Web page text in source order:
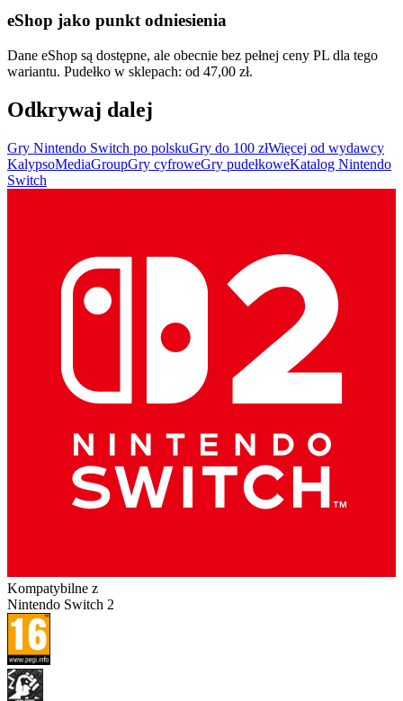
eShop jako punkt odniesienia
Dane eShop są dostępne, ale obecnie bez pełnej ceny PL dla tego
wariantu. Pudełko w sklepach: od 47,00 zł.
Odkrywaj dalej
Gry Nintendo Switch po polskuGry do 100 złWięcej od wydawcy
KalypsoMediaGroupGry cyfroweGry pudełkoweKatalog Nintendo
Switch
Kompatybilne z
Nintendo Switch 2